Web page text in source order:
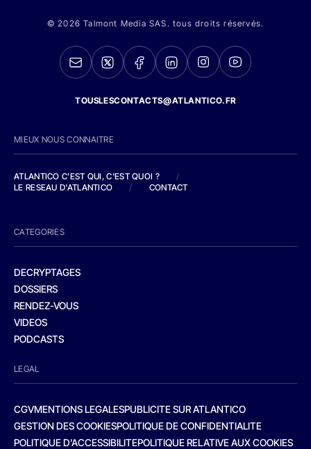
© 2026 Talmont Media SAS. tous droits réservés.
TOUSLESCONTACTS@ATLANTICO.FR
MIEUX NOUS CONNAITRE
ATLANTICO C'EST QUI, C'EST QUOI ?
/
LE RESEAU D'ATLANTICO
/ CONTACT
CATEGORIES
DECRYPTAGES
DOSSIERS
RENDEZ-VOUS
VIDEOS
PODCASTS
LEGAL
CGVMENTIONS LEGALESPUBLICITE SUR ATLANTICO
GESTION DES COOKIESPOLITIQUE DE CONFIDENTIALITE
POLITIQUE D’ACCESSIBILITEPOLITIQUE RELATIVE AUX COOKIES